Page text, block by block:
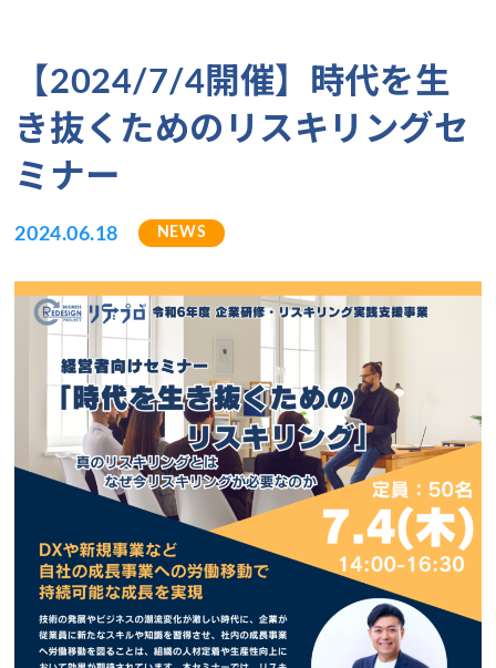
【2024/7/4開催】時代を生
き抜くためのリスキリングセ
ミナー
2024.06.18 NEWS